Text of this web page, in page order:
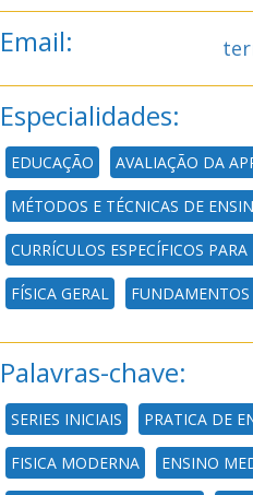
Email:
Especialidades:
EDUCAÇÃO AVALIAÇÃO DA
MÉTODOS E TÉCNICAS DE
CURRÍCULOS ESPECÍFICOS
FÍSICA GERAL
Palavras-chave:
SERIES INICIAIS PRATICA DE
FISICA MODERNA ENSINO